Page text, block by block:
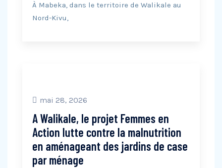
À Mabeka, dans le territoire de Walikale au
Nord-Kivu,
mai 28, 2026
A Walikale, le projet Femmes en
Action lutte contre la malnutrition
en aménageant des jardins de case
par ménage